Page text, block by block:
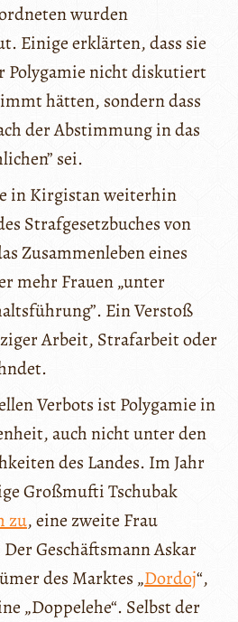
wurden
Einige erklärten, dass sie
Polygamie nicht diskutiert
hätten, sondern dass
der Abstimmung in das
sei.
in Kirgistan weiterhin
Strafgesetzbuches von
Zusammenleben eines
mehr Frauen „unter
Ein Verstoß
Arbeit, Strafarbeit oder
Verbots ist Polygamie in
auch nicht unter den
des Landes. Im Jahr
Großmufti Tschubak
zu, eine zweite Frau
Geschäftsmann Askar
des Marktes „Dordoj“,
„Doppelehe“. Selbst der